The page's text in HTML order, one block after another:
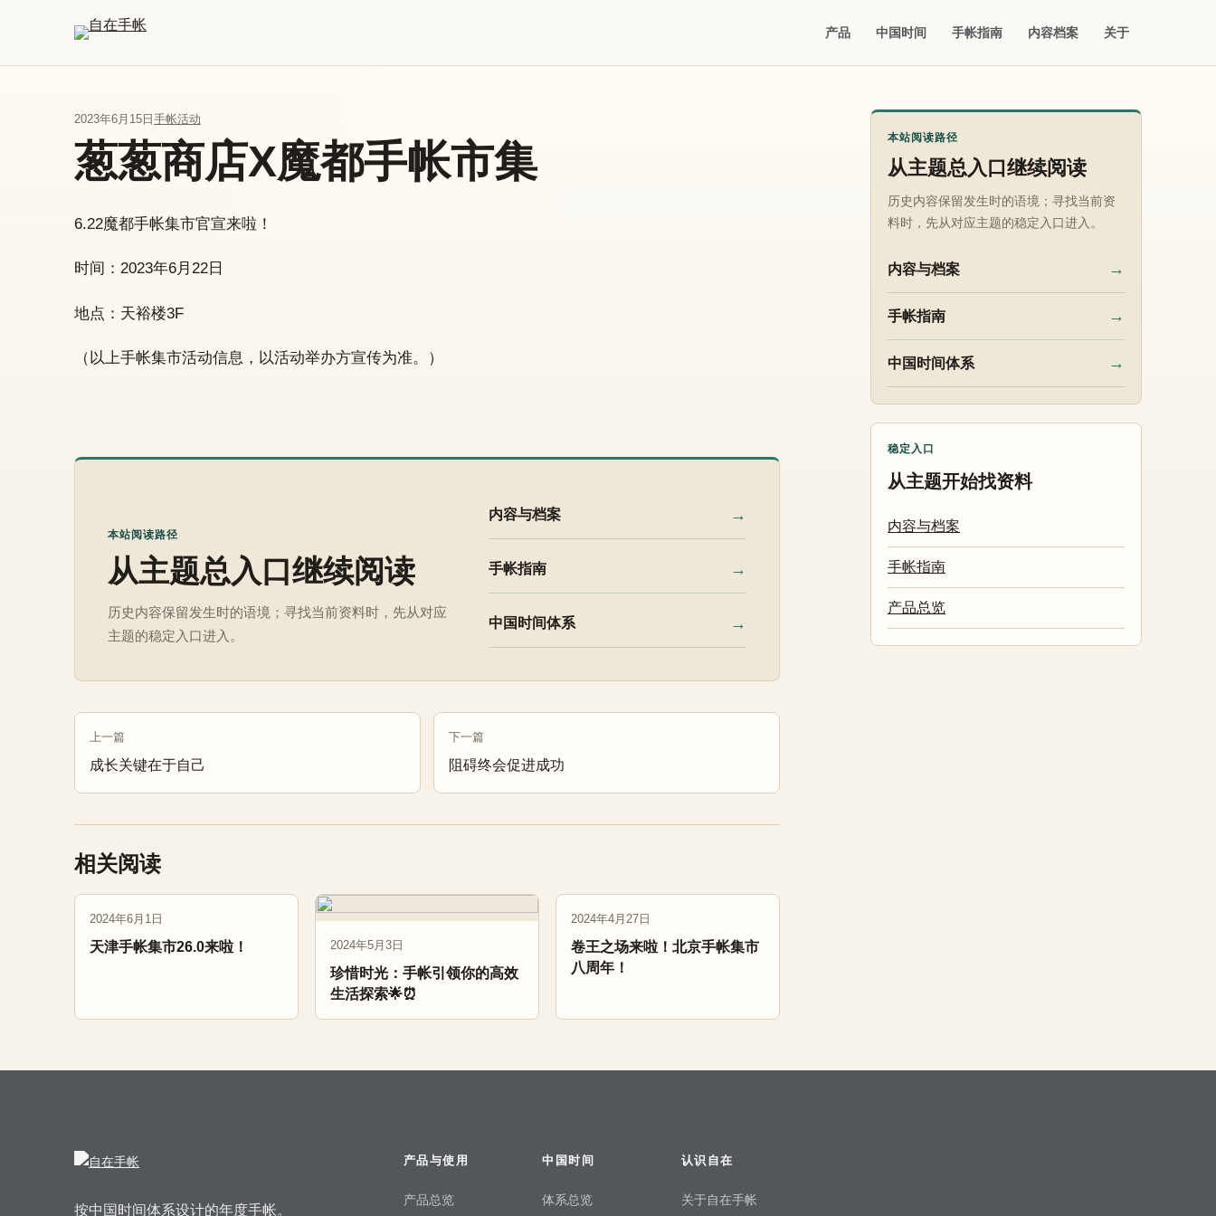
产品 中国时间 手帐指南 内容档案 关于
2023年6月15日 手帐活动
葱葱商店X魔都手帐市集
6.22魔都手帐集市官宣来啦！
时间：2023年6月22日
地点：天裕楼3F
（以上手帐集市活动信息，以活动举办方宣传为准。）
本站阅读路径
从主题总入口继续阅读
历史内容保留发生时的语境；寻找当前资料时，先从对应
主题的稳定入口进入。
内容与档案 →
手帐指南 →
中国时间体系 →
上一篇
成长关键在于自己
下一篇
阻碍终会促进成功
相关阅读
2024年6月1日
天津手帐集市26.0来啦！ 2024年5月3日
珍惜时光：手帐引领你的高效
生活探索🌟⏰
2024年4月27日
卷王之场来啦！北京手帐集市
八周年！
本站阅读路径
从主题总入口继续阅读
历史内容保留发生时的语境；寻找当前资
料时，先从对应主题的稳定入口进入。
内容与档案 →
手帐指南 →
中国时间体系 →
稳定入口
从主题开始找资料
内容与档案
手帐指南
产品总览
按中国时间体系设计的年度手帐。
产品与使用
产品总览
中国时间
体系总览
认识自在
关于自在手帐